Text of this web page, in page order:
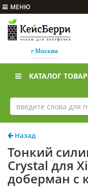
МЕНЮ
г Москва
КАТАЛОГ
Назад
Тонкий
Crystal для
доберман с